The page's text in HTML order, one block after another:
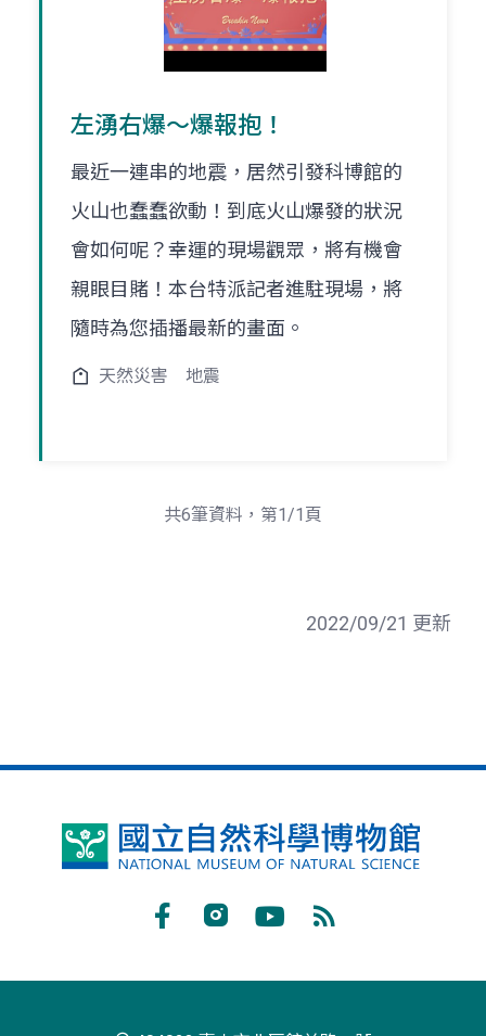
左湧右爆～爆報抱！
最近一連串的地震，居然引發科博館的
火山也蠢蠢欲動！到底火山爆發的狀況
會如何呢？幸運的現場觀眾，將有機會
親眼目賭！本台特派記者進駐現場，將
隨時為您插播最新的畫面。
天然災害 地震
共6筆資料，第1/1頁
2022/09/21 更新
國